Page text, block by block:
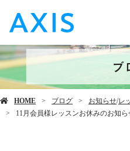
ブ
HOME ブログ お知らせ/レ
11月会員様レッスンお休みのお知ら